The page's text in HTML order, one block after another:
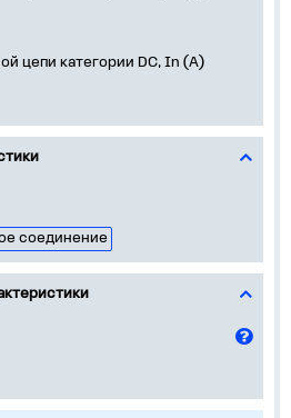
цепи категории DC, In (А)
соединение